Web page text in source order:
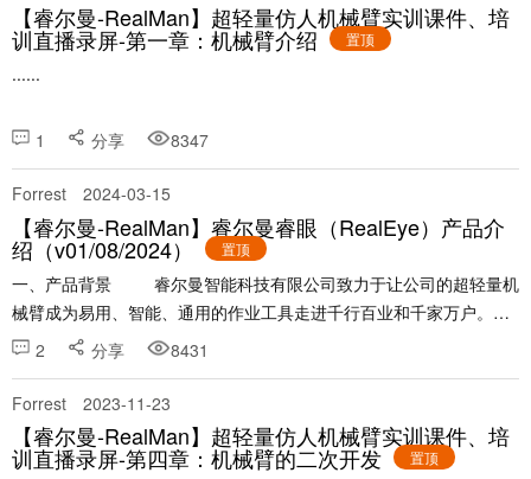
【睿尔曼-RealMan】超轻量仿人机械臂实训课件、培
训直播录屏-第一章：机械臂介绍 置顶
......
1 分享 8347
Forrest 2024-03-15
【睿尔曼-RealMan】睿尔曼睿眼（RealEye）产品介
绍（v01/08/2024） 置顶
一、产品背景 睿尔曼智能科技有限公司致力于让公司的超轻量机
械臂成为易用、智能、通用的作业工具走进千行百业和千家万户。为
此，公司开发了一套机......
2 分享 8431
Forrest 2023-11-23
【睿尔曼-RealMan】超轻量仿人机械臂实训课件、培
训直播录屏-第四章：机械臂的二次开发 置顶